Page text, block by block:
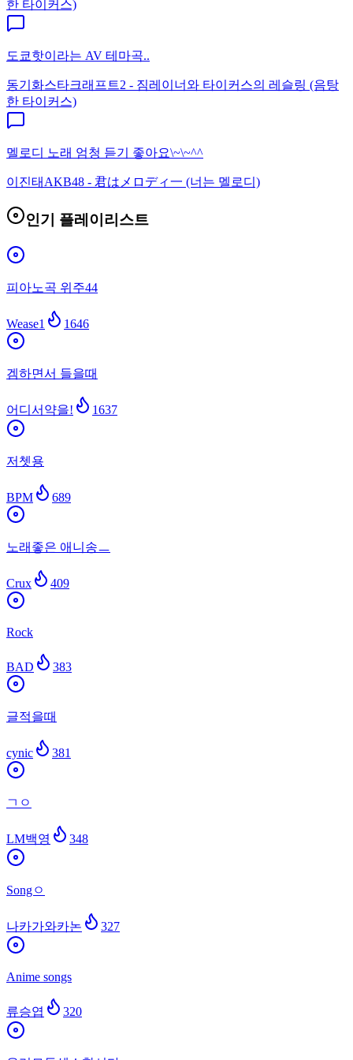
한 타이커스)
도쿄핫이라는 AV 테마곡..
동기화스타크래프트2 - 짐레이너와 타이커스의 레슬링 (음탕
한 타이커스)
멜로디 노래 엄청 듣기 좋아요\~\~^^
이진태 AKB48 - 君はメロディ一 (너는 멜로디)
인기 플레이리스트
피아노곡 위주44
Wease1 1646
겜하면서 들을때
어디서약을! 1637
저쳇용
BPM 689
노래좋은 애니송ㅡ
Crux 409
Rock
BAD 383
글적을때
cynic 381
ㄱㅇ
LM백영 348
Songㅇ
나카가와카논 327
Anime songs
류승엽 320